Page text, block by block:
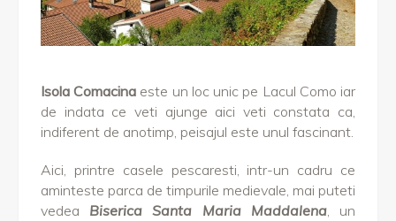
Isola Comacina este un loc unic pe Lacul Como iar
de indata ce veti ajunge aici veti constata ca,
indiferent de anotimp, peisajul este unul fascinant.
Aici, printre casele pescaresti, intr-un cadru ce
aminteste parca de timpurile medievale, mai puteti
vedea Biserica Santa Maria Maddalena, un